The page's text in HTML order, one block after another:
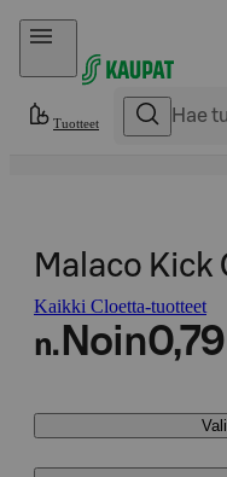
Hyppää sisältöön
Tuotteet
Malaco Kick
Kaikki Cloetta-tuotteet
n. Noin